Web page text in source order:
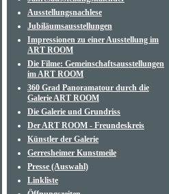
Ausstellungsnachlese
Jubiläumsausstellungen
Impressionen zu einer Ausstellung im
ART ROOM
Die Filme: Gemeinschaftsausstellungen
im ART ROOM
360 Grad Panoramatour durch die
Galerie ART ROOM
Die Galerie und Grundriss
Der ART ROOM - Freundeskreis
Künstler der Galerie
Gerresheimer Kunstmeile
Presse (Auswahl)
Linkliste